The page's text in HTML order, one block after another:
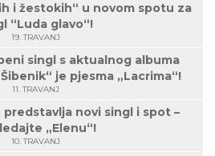
i žestokih“ u novom spotu za
“Luda glavo“!
19. TRAVANJ
singl s aktualnog albuma
je pjesma „Lacrima“!
11. TRAVANJ
predstavlja novi singl i spot –
„Elenu“!
10. TRAVANJ